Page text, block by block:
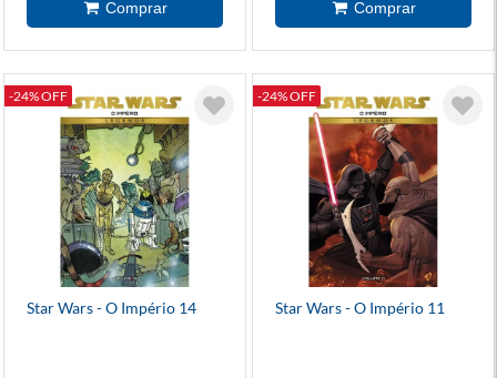
-24% OFF
Star Wars - O Império 14
-24% OFF
Star Wars - O Império 11